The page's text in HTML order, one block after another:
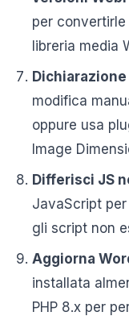
per
libreria media
modifica
oppure usa
Image
Differisci JS
JavaScript
gli script non
Aggiorna
installata
PHP 8.x per